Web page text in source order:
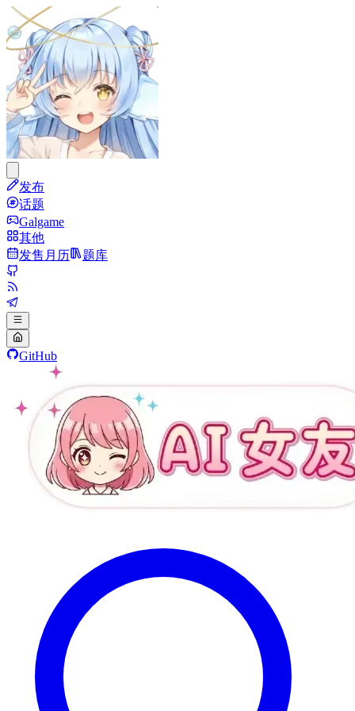
发布
话题
Galgame
其他
发售月历
题库
GitHub